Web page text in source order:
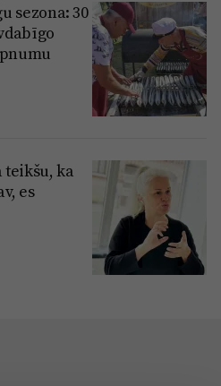
sezona: 30
teikšu, ka
es